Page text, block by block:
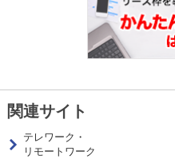
関連サイト
テレワーク・
リモートワーク